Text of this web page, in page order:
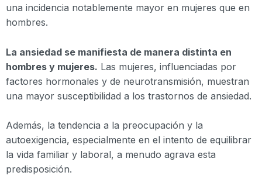
una incidencia notablemente mayor en mujeres que en
hombres.
La ansiedad se manifiesta de manera distinta en
hombres y mujeres. Las mujeres, influenciadas por
factores hormonales y de neurotransmisión, muestran
una mayor susceptibilidad a los trastornos de ansiedad.
Además, la tendencia a la preocupación y la
autoexigencia, especialmente en el intento de equilibrar
la vida familiar y laboral, a menudo agrava esta
predisposición.